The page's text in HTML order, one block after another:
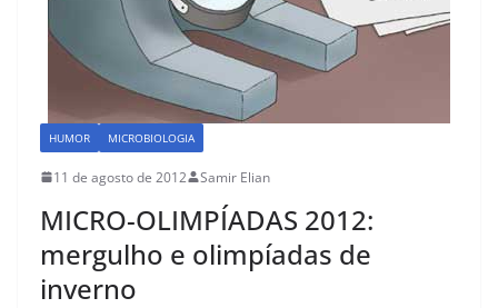
HUMOR MICROBIOLOGIA
11 de agosto de 2012 Samir Elian
MICRO-OLIMPÍADAS 2012:
mergulho e olimpíadas de
inverno